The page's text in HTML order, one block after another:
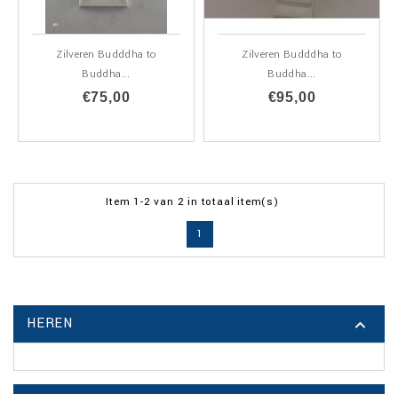
Zilveren Budddha to
Buddha...
€75,00
Zilveren Budddha to
Buddha...
€95,00
Item 1-2 van 2 in totaal item(s)
1
HEREN 